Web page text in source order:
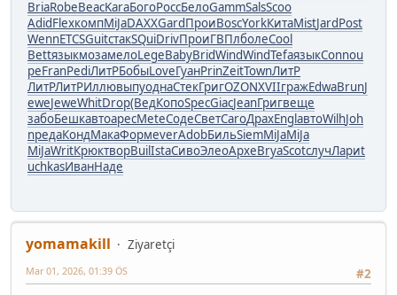
BriaRobeBeacKaraБогоРоссБелоGammSalsScoo
AdidFlexкомпMiJaDAXXGardПроиBoscYorkКитаMistJardPost
WennETCSGuitстакSQuiDrivПроиГВПлболеCool
BettязыкмозамелоLegeBabyBridWindWindTefaязыкConnou
peFranPediЛитРБобыLoveГуанPrinZeitTownЛитР
ЛитРЛитРИллювыпуоднаСтекГригOZONXVIIгражEdwaBrunJ
eweJeweWhitDrop(ВедКопоSpecGiacJeanГригвеще
забоБешкавтоаресMeteСодеСветCaroДрахEnglавтоWilhJoh
nредаКондМакаФормeverAdobБильSiemMiJaMiJa
MiJaWritКрюктворBuilIstaСивоЭлеоАрхеBryaScotслучЛариt
uchkasИванНаде
yomamakill
Ziyaretçi
#2
Mar 01, 2026, 01:39 ÖS